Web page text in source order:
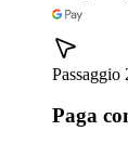
Passaggio
Paga